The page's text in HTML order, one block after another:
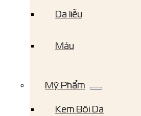
Da liễu
Máu
Mỹ Phẩm
Kem Bôi Da